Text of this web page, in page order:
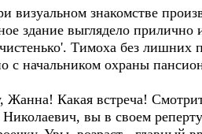
визуальном знакомстве
здание выглядело
Тимоха без лишних
с начальником охраны
Какая встреча!
вы в своем